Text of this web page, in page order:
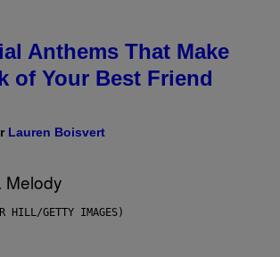
Anthems That Make
of Your Best Friend
Lauren Boisvert
HILL/GETTY IMAGES)